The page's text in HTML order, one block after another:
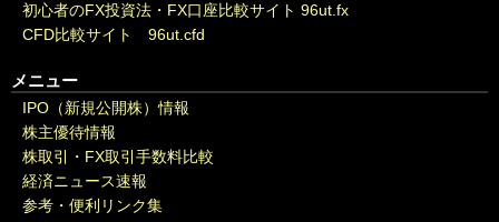
初心者のFX投資法・FX口座比較サイト 96ut.fx
CFD比較サイト 96ut.cfd
メニュー
IPO（新規公開株）情報
株主優待情報
株取引・FX取引手数料比較
経済ニュース速報
参考・便利リンク集